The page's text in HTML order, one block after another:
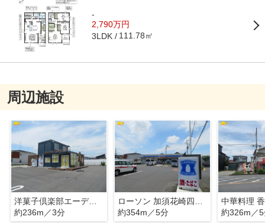
-
2,790万円
3LDK 111.78㎡
周辺施設
洋菓子倶楽部エーデルワイス花崎店
約236m／3分
約354m／5分
中華料理
約326m／